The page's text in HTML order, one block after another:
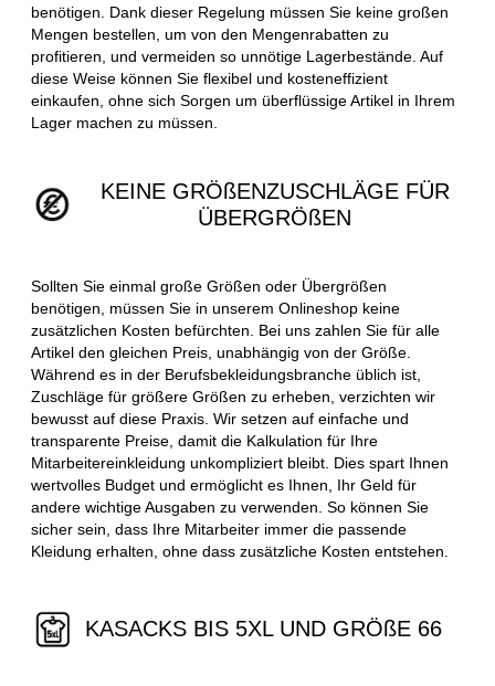
benötigen. Dank dieser Regelung müssen Sie keine großen
Mengen bestellen, um von den Mengenrabatten zu
profitieren, und vermeiden so unnötige Lagerbestände. Auf
diese Weise können Sie flexibel und kosteneffizient
einkaufen, ohne sich Sorgen um überflüssige Artikel in Ihrem
Lager machen zu müssen.
KEINE GRÖßENZUSCHLÄGE FÜR
ÜBERGRÖßEN
Sollten Sie einmal große Größen oder Übergrößen
benötigen, müssen Sie in unserem Onlineshop keine
zusätzlichen Kosten befürchten. Bei uns zahlen Sie für alle
Artikel den gleichen Preis, unabhängig von der Größe.
Während es in der Berufsbekleidungsbranche üblich ist,
Zuschläge für größere Größen zu erheben, verzichten wir
bewusst auf diese Praxis. Wir setzen auf einfache und
transparente Preise, damit die Kalkulation für Ihre
Mitarbeitereinkleidung unkompliziert bleibt. Dies spart Ihnen
wertvolles Budget und ermöglicht es Ihnen, Ihr Geld für
andere wichtige Ausgaben zu verwenden. So können Sie
sicher sein, dass Ihre Mitarbeiter immer die passende
Kleidung erhalten, ohne dass zusätzliche Kosten entstehen.
KASACKS BIS 5XL UND GRÖßE 66